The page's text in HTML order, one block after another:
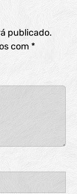
publicado.
com *